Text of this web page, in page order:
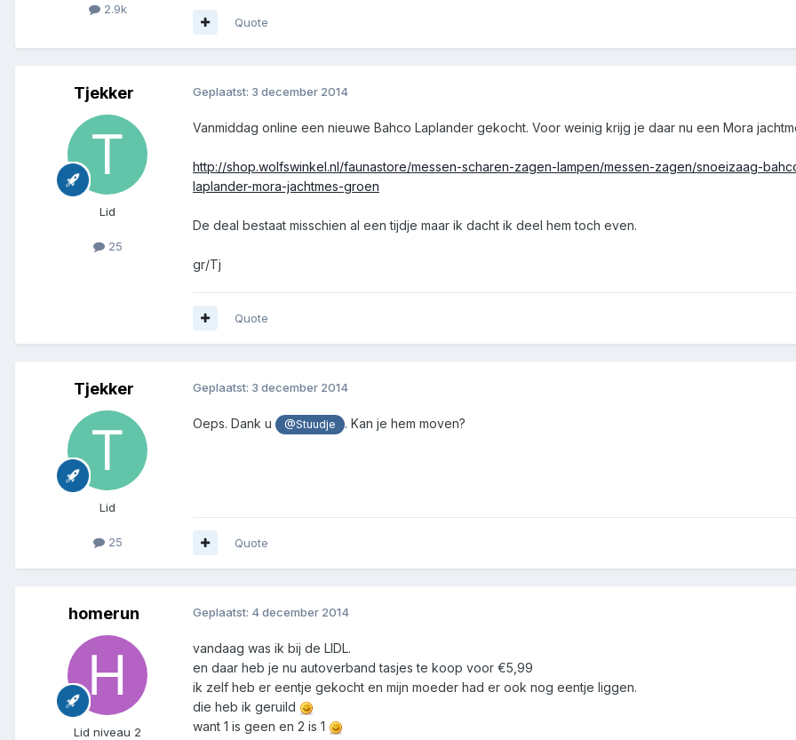
2.9k
Quote
Tjekker
Lid
25
Geplaatst: 3 december 2014
Vanmiddag online een nieuwe Bahco Laplander gekocht. Voor weinig krijg je daar nu een Mora
http://shop.wolfswinkel.nl/faunastore/messen-scharen-zagen-lampen/messen-zagen/snoeizaag-
laplander-mora-jachtmes-groen
De deal bestaat misschien al een tijdje maar ik dacht ik deel hem toch even.
gr/Tj
Quote
Tjekker
Lid
25
Geplaatst: 3 december 2014
Oeps. Dank u @Stuudje . Kan je hem moven?
Quote
homerun
Lid niveau 2
Geplaatst: 4 december 2014
vandaag was ik bij de LIDL.
en daar heb je nu autoverband tasjes te koop voor €5,99
ik zelf heb er eentje gekocht en mijn moeder had er ook nog eentje liggen.
die heb ik geruild
want 1 is geen en 2 is 1